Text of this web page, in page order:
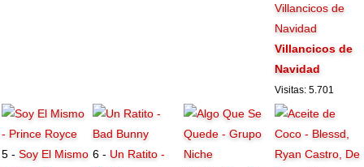
Villancicos de
Navidad
Villancicos de
Navidad
Visitas: 5.701
5 -Soy El Mismo 6 - Un Ratito -